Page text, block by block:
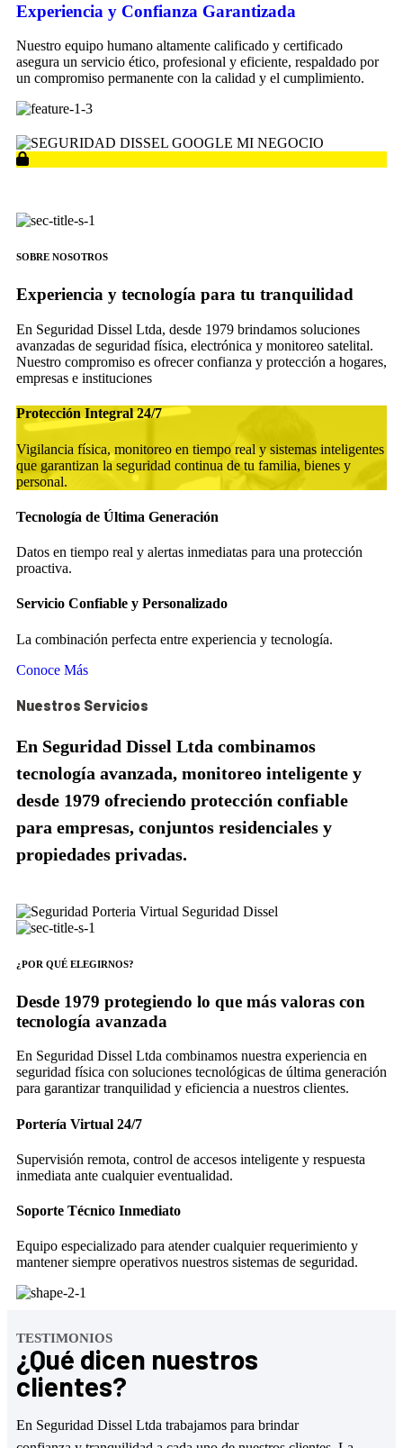
Experiencia y Confianza Garantizada
Nuestro equipo humano altamente calificado y certificado
asegura un servicio ético, profesional y eficiente, respaldado por
un compromiso permanente con la calidad y el cumplimiento.
SOBRE NOSOTROS
Experiencia y tecnología para tu tranquilidad
En Seguridad Dissel Ltda, desde 1979 brindamos soluciones
avanzadas de seguridad física, electrónica y monitoreo satelital.
Nuestro compromiso es ofrecer confianza y protección a hogares,
empresas e instituciones
Protección Integral 24/7
Vigilancia física, monitoreo en tiempo real y sistemas inteligentes
que garantizan la seguridad continua de tu familia, bienes y
personal.
Tecnología de Última Generación
Datos en tiempo real y alertas inmediatas para una protección
proactiva.
Servicio Confiable y Personalizado
La combinación perfecta entre experiencia y tecnología.
Conoce Más
Nuestros Servicios
En Seguridad Dissel Ltda combinamos
tecnología avanzada, monitoreo inteligente y
desde 1979 ofreciendo protección confiable
para empresas, conjuntos residenciales y
propiedades privadas.
¿POR QUÉ ELEGIRNOS?
Desde 1979 protegiendo lo que más valoras con
tecnología avanzada
En Seguridad Dissel Ltda combinamos nuestra experiencia en
seguridad física con soluciones tecnológicas de última generación
para garantizar tranquilidad y eficiencia a nuestros clientes.
Portería Virtual 24/7
Supervisión remota, control de accesos inteligente y respuesta
inmediata ante cualquier eventualidad.
Soporte Técnico Inmediato
Equipo especializado para atender cualquier requerimiento y
mantener siempre operativos nuestros sistemas de seguridad.
TESTIMONIOS
¿Qué dicen nuestros
clientes?
En Seguridad Dissel Ltda trabajamos para brindar